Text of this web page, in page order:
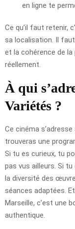
en ligne te
Ce qu’il faut retenir,
sa localisation. Il
et la cohérence de
réellement.
À qui
Variétés ?
Ce cinéma
trouveras une
Si tu es curieux, tu
pas vus ailleurs. Si
la diversité des
séances adaptées.
Marseille, c’est une
authentique.